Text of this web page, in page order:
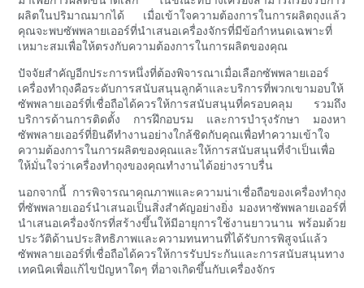
ผลิตในปริมาณมากได้ เมื่อเข้าใจความต้องการในการผลิตถุงแล้ว
คุณจะพบซัพพลายเออร์ที่นำเสนอเครื่องจักรที่มีข้อกำหนดเฉพาะที่
เหมาะสมเพื่อให้ตรงกับความต้องการในการผลิตของคุณ
ปัจจัยสำคัญอีกประการหนึ่งที่ต้องพิจารณาเมื่อเลือกซัพพลายเออร์
เครื่องทำถุงคือระดับการสนับสนุนลูกค้าและบริการที่พวกเขามอบให้
ซัพพลายเออร์ที่เชื่อถือได้ควรให้การสนับสนุนที่ครอบคลุม รวมถึง
บริการด้านการติดตั้ง การฝึกอบรม และการบำรุงรักษา มองหา
ซัพพลายเออร์ที่ยินดีทำงานอย่างใกล้ชิดกับคุณเพื่อทำความเข้าใจ
ความต้องการในการผลิตของคุณและให้การสนับสนุนที่จำเป็นเพื่อ
ให้มั่นใจว่าเครื่องทำถุงของคุณทำงานได้อย่างราบรื่น
นอกจากนี้ การพิจารณาคุณภาพและความน่าเชื่อถือของเครื่องทำถุง
ที่ซัพพลายเออร์นำเสนอเป็นสิ่งสำคัญอย่างยิ่ง มองหาซัพพลายเออร์ที่
นำเสนอเครื่องจักรที่สร้างขึ้นให้มีอายุการใช้งานยาวนาน พร้อมด้วย
ประวัติด้านประสิทธิภาพและความทนทานที่ได้รับการพิสูจน์แล้ว
ซัพพลายเออร์ที่เชื่อถือได้ควรให้การรับประกันและการสนับสนุนทาง
เทคนิคเพื่อแก้ไขปัญหาใดๆ ที่อาจเกิดขึ้นกับเครื่องจักร